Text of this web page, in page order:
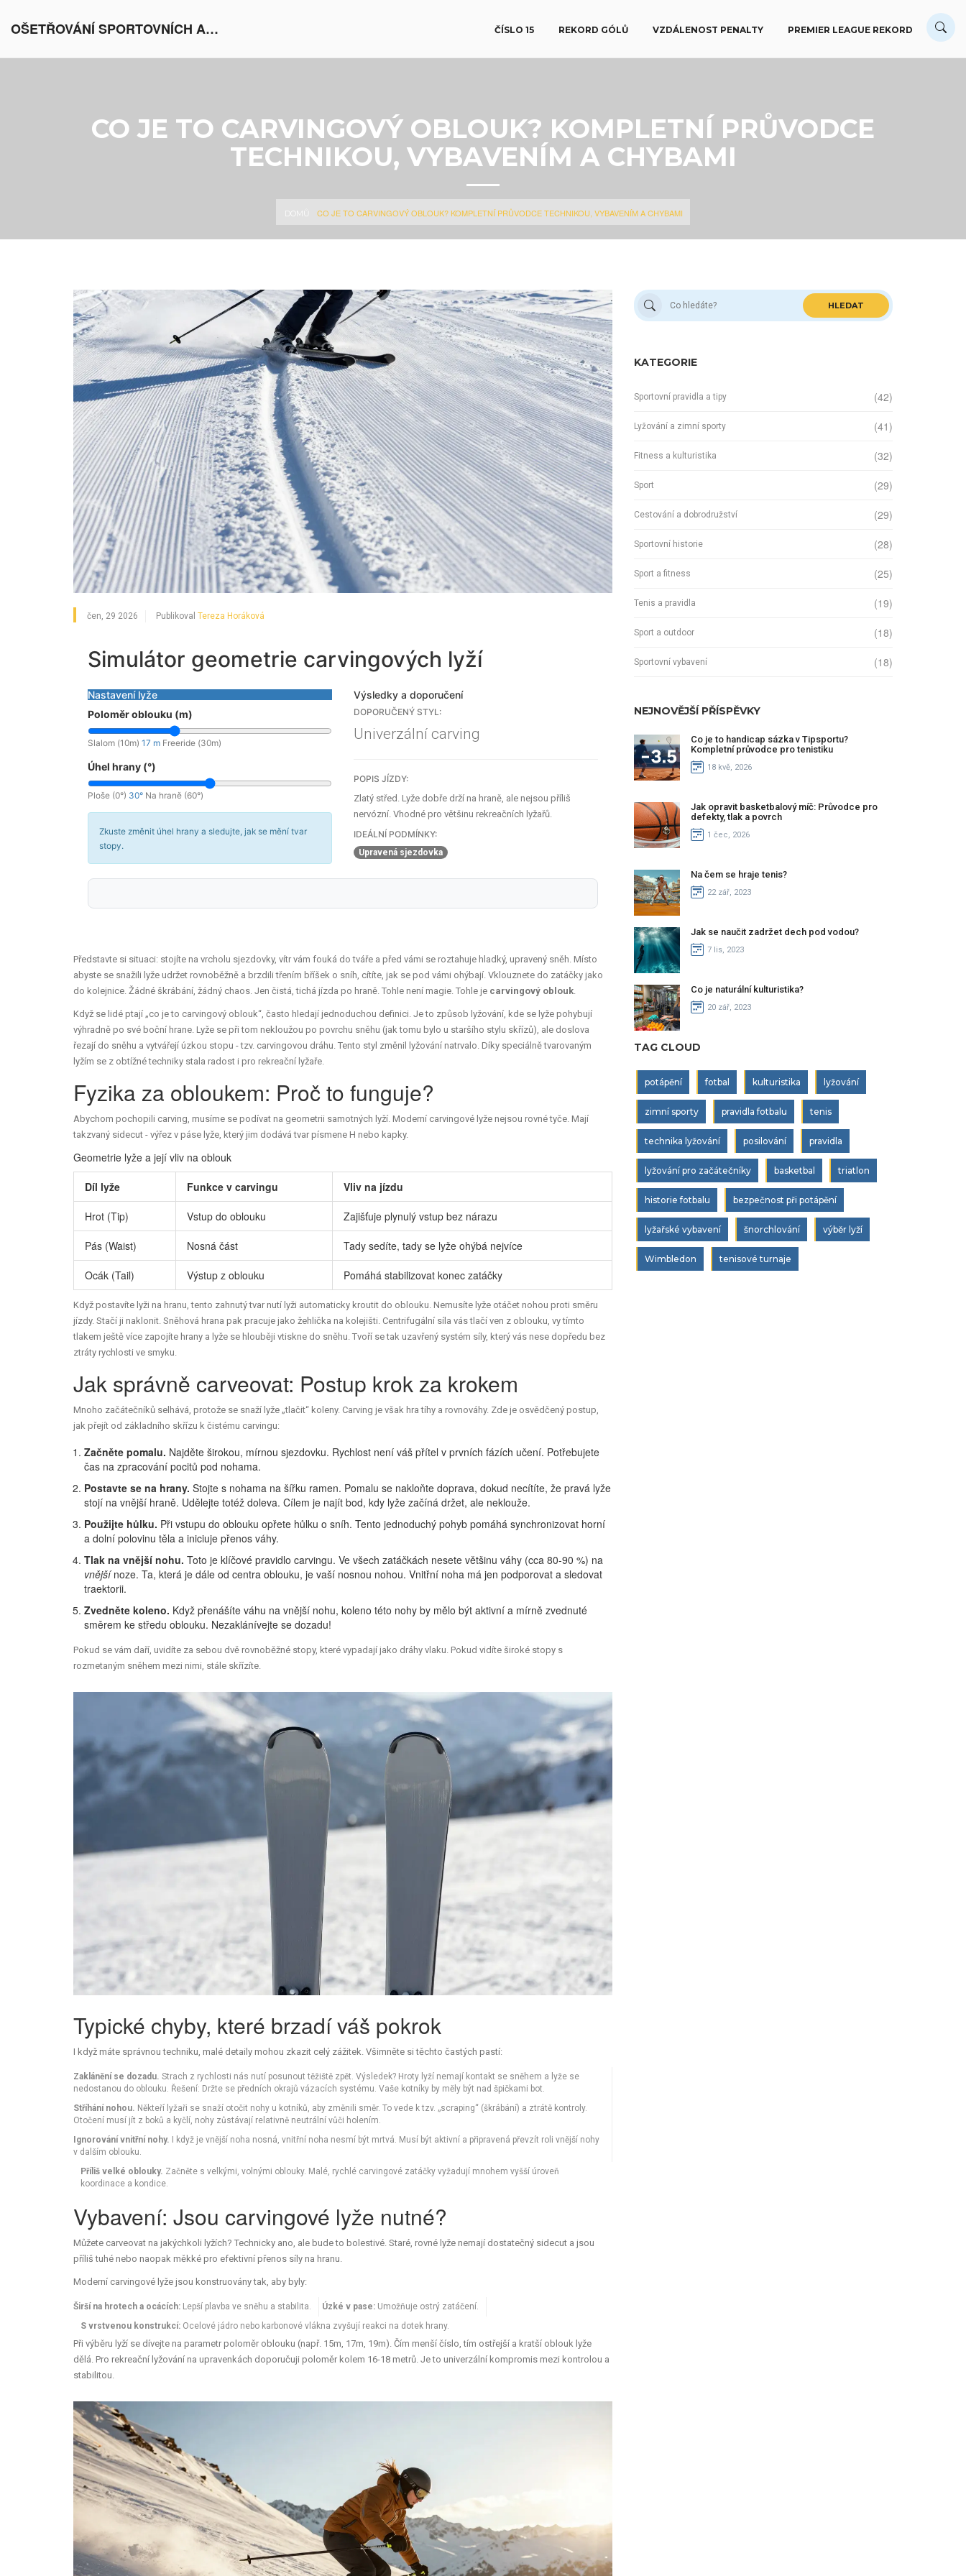
OŠETŘOVÁNÍ SPORTOVNÍCH AKTIVIT V EVROPĚ ČÍSLO 15 REKORD GÓLŮ VZDÁLENOST PENALTY PREMIER LEAGUE REKORD
CO JE TO CARVINGOVÝ OBLOUK? KOMPLETNÍ PRŮVODCE
TECHNIKOU, VYBAVENÍM A CHYBAMI
DOMŮ CO JE TO CARVINGOVÝ OBLOUK? KOMPLETNÍ PRŮVODCE TECHNIKOU, VYBAVENÍM A CHYBAMI
čen, 29 2026 Publikoval Tereza Horáková
Simulátor geometrie carvingových lyží
Nastavení lyže
Poloměr oblouku (m)
Slalom (10m) 17 m Freeride (30m)
Úhel hrany (°)
Ploše (0°) 30° Na hraně (60°)
Zkuste změnit úhel hrany a sledujte, jak se mění tvar
stopy.
Výsledky a doporučení
DOPORUČENÝ STYL:
Univerzální carving
POPIS JÍZDY:
Zlatý střed. Lyže dobře drží na hraně, ale nejsou příliš
nervózní. Vhodné pro většinu rekreačních lyžařů.
IDEÁLNÍ PODMÍNKY:
Upravená sjezdovka
Představte si situaci: stojíte na vrcholu sjezdovky, vítr vám fouká do tváře a před vámi se roztahuje hladký, upravený sněh. Místo
abyste se snažili lyže udržet rovnoběžně a brzdili třením bříšek o sníh, cítíte, jak se pod vámi ohýbají. Vklouznete do zatáčky jako
do kolejnice. Žádné škrábání, žádný chaos. Jen čistá, tichá jízda po hraně. Tohle není magie. Tohle je carvingový oblouk
Když se lidé ptají „co je to carvingový oblouk“, často hledají jednoduchou definici. Je to způsob lyžování, kde se lyže pohybují
výhradně po své boční hrane. Lyže se při tom nekloužou po povrchu sněhu (jak tomu bylo u staršího stylu skřízů), ale doslova
řezají do sněhu a vytvářejí úzkou stopu - tzv. carvingovou dráhu. Tento styl změnil lyžování natrvalo. Díky speciálně tvarovaným
lyžím se z obtížné techniky stala radost i pro rekreační lyžaře.
Fyzika za obloukem: Proč to funguje?
Abychom pochopili carving, musíme se podívat na geometrii samotných lyží. Moderní carvingové lyže nejsou rovné tyče. Mají
takzvaný sidecut - výřez v páse lyže, který jim dodává tvar písmene H nebo kapky.
Geometrie lyže a její vliv na oblouk
Díl lyže Funkce v carvingu Vliv na jízdu
Hrot (Tip) Vstup do oblouku Zajišťuje plynulý vstup bez nárazu
Pás (Waist) Nosná část Tady sedíte, tady se lyže ohýbá nejvíce
Ocák (Tail) Výstup z oblouku Pomáhá stabilizovat konec zatáčky
Když postavíte lyži na hranu, tento zahnutý tvar nutí lyži automaticky kroutit do oblouku. Nemusíte lyže otáčet nohou proti směru
jízdy. Stačí ji naklonit. Sněhová hrana pak pracuje jako žehlička na kolejišti. Centrifugální síla vás tlačí ven z oblouku, vy tímto
tlakem ještě více zapojíte hrany a lyže se hlouběji vtiskne do sněhu. Tvoří se tak uzavřený systém síly, který vás nese dopředu bez
ztráty rychlosti ve smyku.
Jak správně carveovat: Postup krok za krokem
Mnoho začátečníků selhává, protože se snaží lyže „tlačit“ koleny. Carving je však hra tíhy a rovnováhy. Zde je osvědčený postup,
jak přejít od základního skřízu k čistému carvingu:
Začněte pomalu. Najděte širokou, mírnou sjezdovku. Rychlost není váš přítel v prvních fázích učení. Potřebujete
čas na zpracování pocitů pod nohama.
Postavte se na hrany. Stojte s nohama na šířku ramen. Pomalu se nakloňte doprava, dokud necítíte, že pravá lyže
stojí na vnější hraně. Udělejte totéž doleva. Cílem je najít bod, kdy lyže začíná držet, ale neklouže.
Použijte hůlku. Při vstupu do oblouku opřete hůlku o sníh. Tento jednoduchý pohyb pomáhá synchronizovat horní
a dolní polovinu těla a iniciuje přenos váhy.
Tlak na vnější nohu. Toto je klíčové pravidlo carvingu. Ve všech zatáčkách nesete většinu váhy (cca 80-90 %) na
vnějšínoze. Ta, která je dále od centra oblouku, je vaší nosnou nohou. Vnitřní noha má jen podporovat a sledovat
traektorii.
Zvedněte koleno. Když přenášíte váhu na vnější nohu, koleno této nohy by mělo být aktivní a mírně zvednuté
směrem ke středu oblouku. Nezaklánívejte se dozadu!
Pokud se vám daří, uvidíte za sebou dvě rovnoběžné stopy, které vypadají jako dráhy vlaku. Pokud vidíte široké stopy s
rozmetaným sněhem mezi nimi, stále skřízíte.
Typické chyby, které brzadí váš pokrok
I když máte správnou techniku, malé detaily mohou zkazit celý zážitek. Všimněte si těchto častých pastí:
Zaklánění se dozadu. Strach z rychlosti nás nutí posunout těžiště zpět. Výsledek? Hroty lyží nemají kontakt se sněhem a lyže se
nedostanou do oblouku. Řešení: Držte se předních okrajů vázacích systému. Vaše kotníky by měly být nad špičkami bot.
Stříhání nohou. Někteří lyžaři se snaží otočit nohy u kotníků, aby změnili směr. To vede k tzv. „scraping“ (škrábání) a ztrátě kontroly.
Otočení musí jít z boků a kyčlí, nohy zůstávají relativně neutrální vůči holením.
Ignorování vnitřní nohy. I když je vnější noha nosná, vnitřní noha nesmí být mrtvá. Musí být aktivní a připravená převzít roli vnější nohy
v dalším oblouku.
Příliš velké oblouky. Začněte s velkými, volnými oblouky. Malé, rychlé carvingové zatáčky vyžadují mnohem vyšší úroveň
koordinace a kondice.
Vybavení: Jsou carvingové lyže nutné?
Můžete carveovat na jakýchkoli lyžích? Technicky ano, ale bude to bolestivé. Staré, rovné lyže nemají dostatečný sidecut a jsou
příliš tuhé nebo naopak měkké pro efektivní přenos síly na hranu.
Moderní carvingové lyže jsou konstruovány tak, aby byly:
Širší na hrotech a ocácích: Lepší plavba ve sněhu a stabilita. Úzké v pase: Umožňuje ostrý zatáčení.
S vrstvenou konstrukcí: Ocelové jádro nebo karbonové vlákna zvyšují reakci na dotek hrany.
Při výběru lyží se dívejte na parametr poloměr oblouku (např. 15m, 17m, 19m). Čím menší číslo, tím ostřejší a kratší oblouk lyže
dělá. Pro rekreační lyžování na upravenkách doporučuji poloměr kolem 16-18 metrů. Je to univerzální kompromis mezi kontrolou a
stabilitou.
HLEDAT
KATEGORIE
Sportovní pravidla a tipy (42)
Lyžování a zimní sporty (41)
Fitness a kulturistika (32)
Sport (29)
Cestování a dobrodružství (29)
Sportovní historie (28)
Sport a fitness (25)
Tenis a pravidla (19)
Sport a outdoor (18)
Sportovní vybavení (18)
NEJNOVĚJŠÍ PŘÍSPĚVKY
Co je to handicap sázka v Tipsportu?
Kompletní průvodce pro tenistiku
18 kvě, 2026
Jak opravit basketbalový míč: Průvodce pro
defekty, tlak a povrch
1 čec, 2026
Na čem se hraje tenis?
22 zář, 2023
Jak se naučit zadržet dech pod vodou?
7 lis, 2023
Co je naturální kulturistika?
20 zář, 2023
TAG CLOUD
potápění fotbal kulturistika lyžování
zimní sporty pravidla fotbalu tenis
technika lyžování posilování pravidla
lyžování pro začátečníky basketbal triatlon
historie fotbalu bezpečnost při potápění
lyžařské vybavení šnorchlování výběr lyží
Wimbledon tenisové turnaje